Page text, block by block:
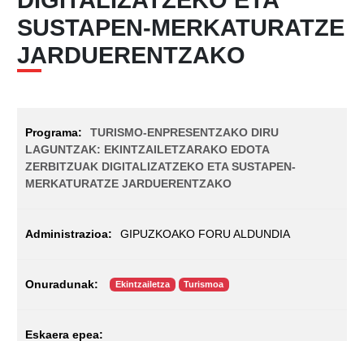
SUSTAPEN-MERKATURATZE
JARDUERENTZAKO
TURISMO-ENPRESENTZAKO DIRU
LAGUNTZAK: EKINTZAILETZARAKO EDOTA
ZERBITZUAK DIGITALIZATZEKO ETA SUSTAPEN-
MERKATURATZE JARDUERENTZAKO
GIPUZKOAKO FORU ALDUNDIA
Ekintzailetza Turismoa